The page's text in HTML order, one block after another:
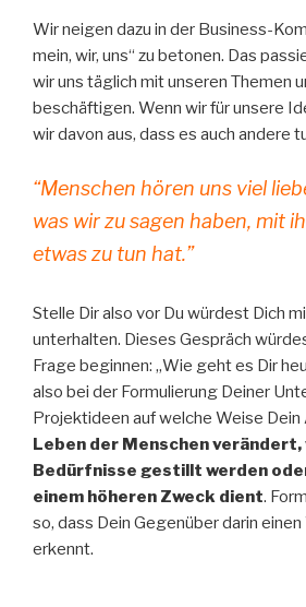
Wir neigen dazu in der Business-
mein, wir, uns“ zu betonen. Das
wir uns täglich mit unseren Themen
beschäftigen. Wenn wir für unsere
wir davon aus, dass es auch andere
“Menschen hören uns viel
was wir zu sagen haben, mit
etwas zu tun hat.”
Stelle Dir also vor Du würdest Dich
unterhalten. Dieses Gespräch
Frage beginnen: „Wie geht es Dir
also bei der Formulierung Deiner
Projektideen auf welche Weise
Leben der Menschen verändert,
Bedürfnisse gestillt werden
einem höheren Zweck dient.
so, dass Dein Gegenüber darin
erkennt.